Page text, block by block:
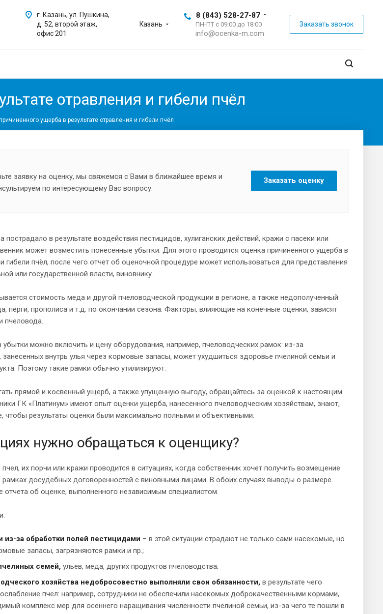
Казань
8 (843) 528-27-87
ПН-ПТ с 09:00 до 18:00
info@ocenka-m.com
Заказать звонок
г. Казань, ул. Пушкина,
д. 52, второй этаж,
офис 201
отравления и гибели пчёл
ущерба в результате отравления и гибели пчёл
заявку на оценку, мы свяжемся с Вами в ближайшее время и
по интересующему Вас вопросу.
Заказать оценку
пострадало в результате воздействия пестицидов, хулиганских действий, кражи с пасеки или
может возместить понесенные убытки. Для этого проводится оценка причиненного ущерба в
гибели пчёл, после чего отчет об оценочной процедуре может использоваться для представления
или государственной власти, виновнику.
стоимость меда и другой пчеловодческой продукции в регионе, а также недополученный
перги, прополиса и т.д. по окончании сезона. Факторы, влияющие на конечные оценки, зависят
пчеловода.
можно включить и цену оборудования, например, пчеловодческих рамок: из-за
внутрь улья через кормовые запасы, может ухудшиться здоровье пчелиной семьи и
Поэтому такие рамки обычно утилизируют.
прямой и косвенный ущерб, а также упущенную выгоду, обращайтесь за оценкой к настоящим
ГК «Платинум» имеют опыт оценки ущерба, нанесенного пчеловодческим хозяйствам, знают,
чтобы результаты оценки были максимально полными и объективными.
нужно обращаться к оценщику?
их порчи или кражи проводится в ситуациях, когда собственник хочет получить возмещение
досудебных договоренностей с виновными лицами. В обоих случаях выводы о размере
об оценке, выполненного независимым специалистом.
из-за обработки полей пестицидами – в этой ситуации страдают не только сами насекомые, но
запасы, загрязняются рамки и пр.;
семей, ульев, меда, других продуктов пчеловодства;
хозяйства недобросовестно выполняли свои обязанности, в результате чего
пчел: например, сотрудники не обеспечили насекомых доброкачественными кормами,
комплекс мер для осеннего наращивания численности пчелиной семьи, из-за чего те пошли в